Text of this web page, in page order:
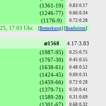
(1361-19) 0.83:0.17
(1246-77) 0.66:0.34
(1176-9) 0.72:0.28
17:03 Uhr. [Bemerkung] [Bearbeiten]
⌀1568
4.17:3.83
(1987-95) 0.25:0.75
(1767-30) 0.45:0.55
(1638-61) 0.48:0.52
(1424-45) 0.69:0.31
(1459-66) 0.72:0.28
(1379-71) 0.59:0.41
(1589-28) 0.31:0.69
0.68:0.32